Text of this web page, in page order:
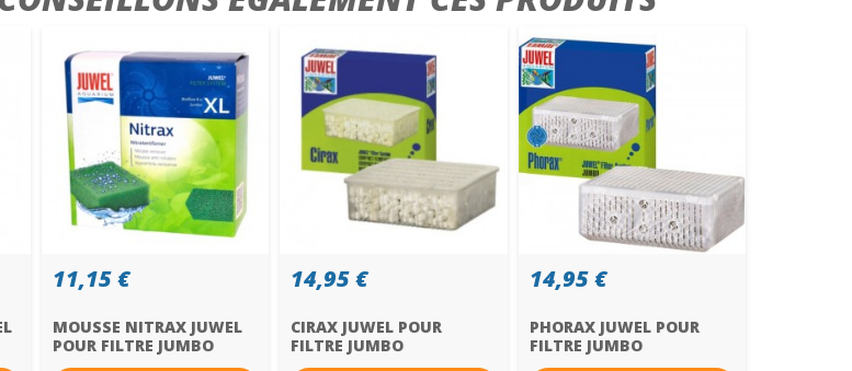
11,15 €
MOUSSE NITRAX JUWEL
POUR FILTRE JUMBO
14,95 €
CIRAX JUWEL POUR
FILTRE JUMBO
14,95 €
PHORAX JUWEL POUR
FILTRE JUMBO